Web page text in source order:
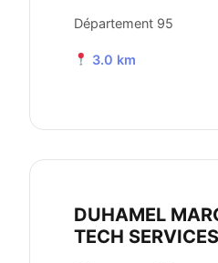
Département 95
3.0 km
DUHAMEL
TECH SERVICES